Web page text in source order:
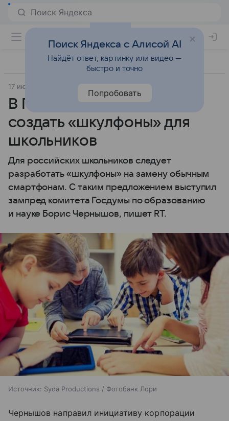
17 июля 2019
В Госдуме предложили
создать «шкулфоны» для
школьников
Для российских школьников следует
разработать «шкулфоны» на замену обычным
смартфонам. С таким предложением выступил
зампред комитета Госдумы по образованию
и науке Борис Чернышов, пишет RT.
Источник: Syda Productions / Фотобанк Лори
Чернышов направил инициативу корпорации
Поиск Яндекса с Алисой AI
Найдёт ответ, картинку или видео —
быстро и точно
Попробовать